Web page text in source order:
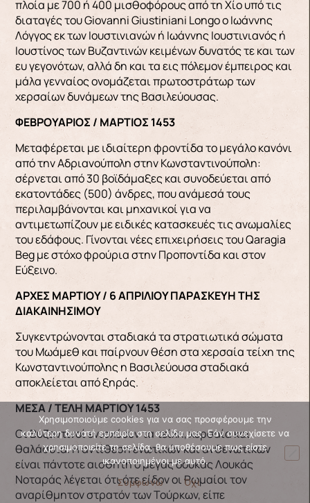
πλοία με 700 ή 400 μισθοφόρους από τη Χίο υπό τις
διαταγές του Giovanni Giustiniani Longo ο Ιωάννης
Λόγγος εκ των Ιουστινιανών ή Ιωάννης Ιουστινιανός ή
Ιουστίνος των Βυζαντινών κειμένων δυνατός τε και των
ευ γεγονότων, αλλά δη και τα εις πόλεμον έμπειρος και
μάλα γενναίος ονομάζεται πρωτοστράτωρ των
χερσαίων δυνάμεων της Βασιλεύουσας.
ΦΕΒΡΟΥΑΡΙΟΣ / ΜΑΡΤΙΟΣ 1453
Μεταφέρεται με ιδιαίτερη φροντίδα το μεγάλο κανόνι
από την Αδριανούπολη στην Κωνσταντινούπολη:
σέρνεται από 30 βοϊδάμαξες και συνοδεύεται από
εκατοντάδες (500) άνδρες, που ανάμεσά τους
περιλαμβάνονται και μηχανικοί για να
αντιμετωπίζουν με ειδικές κατασκευές τις ανωμαλίες
του εδάφους. Γίνονται νέες επιχειρήσεις του Qaragia
Βeg με στόχο φρούρια στην Προποντίδα και στον
Εύξεινο.
ΑΡΧΕΣ ΜΑΡΤΙΟΥ / 6 ΑΠΡΙΛΙΟΥ ΠΑΡΑΣΚΕΥΗ ΤΗΣ
ΔΙΑΚΑΙΝΗΣΙΜΟΥ
Συγκεντρώνονται σταδιακά τα στρατιωτικά σώματα
του Μωάμεθ και παίρνουν θέση στα χερσαία τείχη της
Κωνσταντινούπολης η Βασιλεύουσα σταδιακά
αποκλείεται από ξηράς.
ΜΕΣΑ / ΤΕΛΗ ΜΑΡΤΙΟΥ 1453
Οι Βυζαντινοί ενισχύουν τα τείχη, χερσαία και
θαλάσσια. H αντίθεση ενωτικών και ανθενωτικών
είναι πάντοτε αισθητή ο μέγας δούκας Λουκάς
Νοταράς λέγεται ότι ότε είδον οι Pωμαίοι τον
αναρίθμητον στρατόν των Τούρκων, είπε
Χρησιμοποιούμε cookies για να σας προσφέρουμε την
καλύτερη δυνατή εμπειρία στη σελίδα μας. Εάν συνεχίσετε να
χρησιμοποιείτε τη σελίδα, θα υποθέσουμε πως είστε
ικανοποιημένοι με αυτό.
Συμφωνώ
Όχι